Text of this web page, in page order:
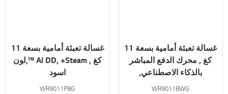
غسالة تعبئة أمامية بسعة 11
كغ , محرك الدفع المباشر
بالذكاء الاصطناعي,
ThinQ,لون ابيض
WR9011BWG
غسالة تعبئة أمامية بسعة 11
كغ , AI DD, +Steam ™,لون
اسود
WR9011PBG